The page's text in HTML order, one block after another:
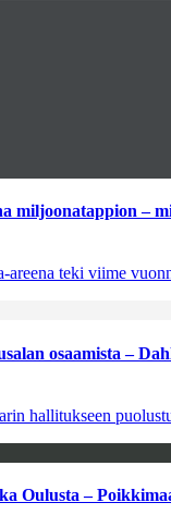
miljoonatappion –
teki viime
osaamista –
hallitukseen
Oulusta –